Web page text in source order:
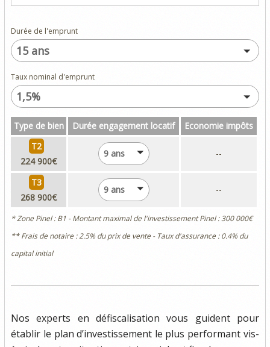
Durée de l'emprunt
15 ans
Taux nominal d'emprunt
1,5%
Type de bien Durée engagement locatif
Economie impôts
T2
224 900€
9 ans --
T3
268 900€
9 ans --
* Zone Pinel : B1 - Montant maximal de l'investissement Pinel : 300 000€
** Frais de notaire : 2.5% du prix de vente - Taux d'assurance : 0.4% du
capital initial
Nos experts en défiscalisation vous guident pour
établir le plan d’investissement le plus performant vis-